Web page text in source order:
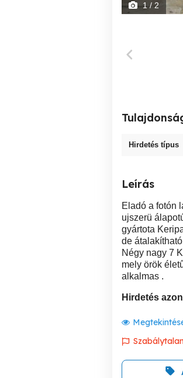
1/ 2
Hirdetés típus
Leírás
Eladó a fotón
ujszerü
gyártota
de
Négy nagy 7
mely örök
alkalmas .
Hirdetés